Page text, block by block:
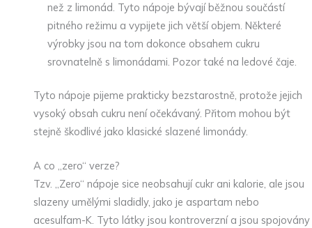
než z limonád. Tyto nápoje bývají běžnou součástí
pitného režimu a vypijete jich větší objem. Některé
výrobky jsou na tom dokonce obsahem cukru
srovnatelně s limonádami. Pozor také na ledové čaje.
Tyto nápoje pijeme prakticky bezstarostně, protože jejich
vysoký obsah cukru není očekávaný. Přitom mohou být
stejně škodlivé jako klasické slazené limonády.
A co „zero“ verze?
Tzv. „Zero“ nápoje sice neobsahují cukr ani kalorie, ale jsou
slazeny umělými sladidly, jako je aspartam nebo
acesulfam-K. Tyto látky jsou kontroverzní a jsou spojovány